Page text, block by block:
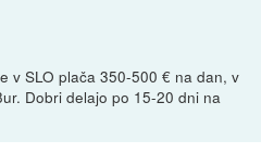
v SLO plača 350-500 € na dan, v
Dobri delajo po 15-20 dni na